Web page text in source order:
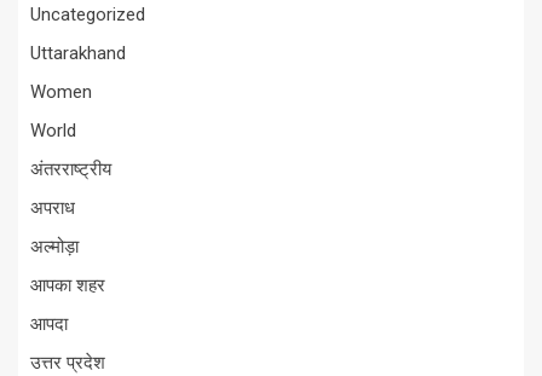
Uncategorized
Uttarakhand
Women
World
अंतरराष्ट्रीय
अपराध
अल्मोड़ा
आपका शहर
आपदा
उत्तर प्रदेश